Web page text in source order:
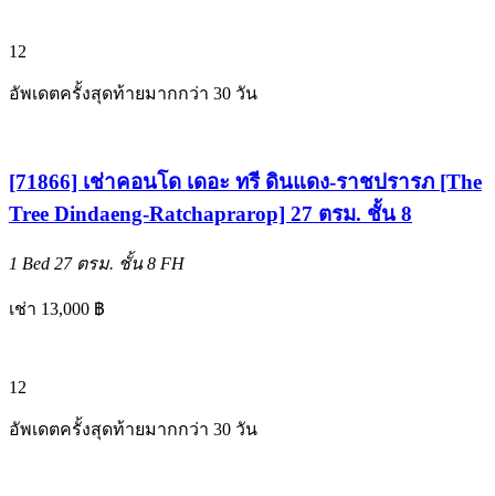
12
อัพเดตครั้งสุดท้ายมากกว่า 30 วัน
[71866] เช่าคอนโด เดอะ ทรี ดินแดง-ราชปรารภ [The
Tree Dindaeng-Ratchaprarop] 27 ตรม. ชั้น 8
1 Bed 27 ตรม. ชั้น 8 FH
เช่า 13,000 ฿
12
อัพเดตครั้งสุดท้ายมากกว่า 30 วัน